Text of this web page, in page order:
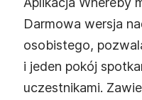
Darmowa wersja
osobistego,
i jeden pokój
uczestnikami.